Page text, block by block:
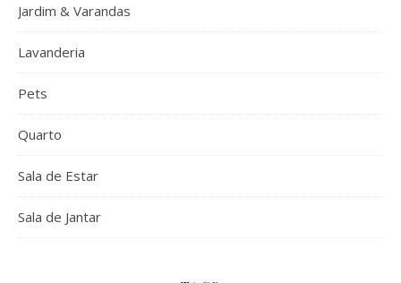
Jardim & Varandas
Lavanderia
Pets
Quarto
Sala de Estar
Sala de Jantar